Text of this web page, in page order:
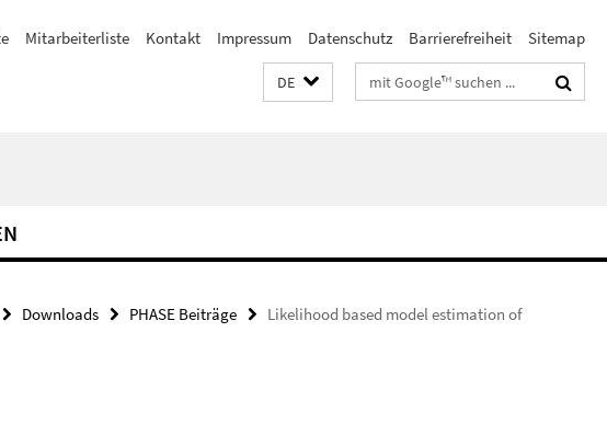
Mitarbeiterliste Kontakt Impressum Datenschutz Barrierefreiheit Sitemap
DE Suchbegriffe
Downloads PHASE Beiträge
Likelihood based model estimation of